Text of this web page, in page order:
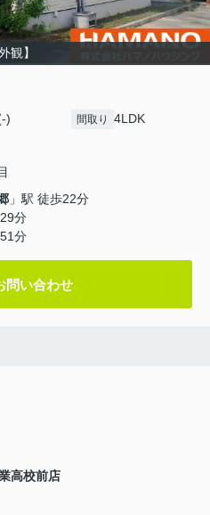
観】
) 間取り 4LDK
」駅 徒歩22分
分
分
問い合わせ
高校前店